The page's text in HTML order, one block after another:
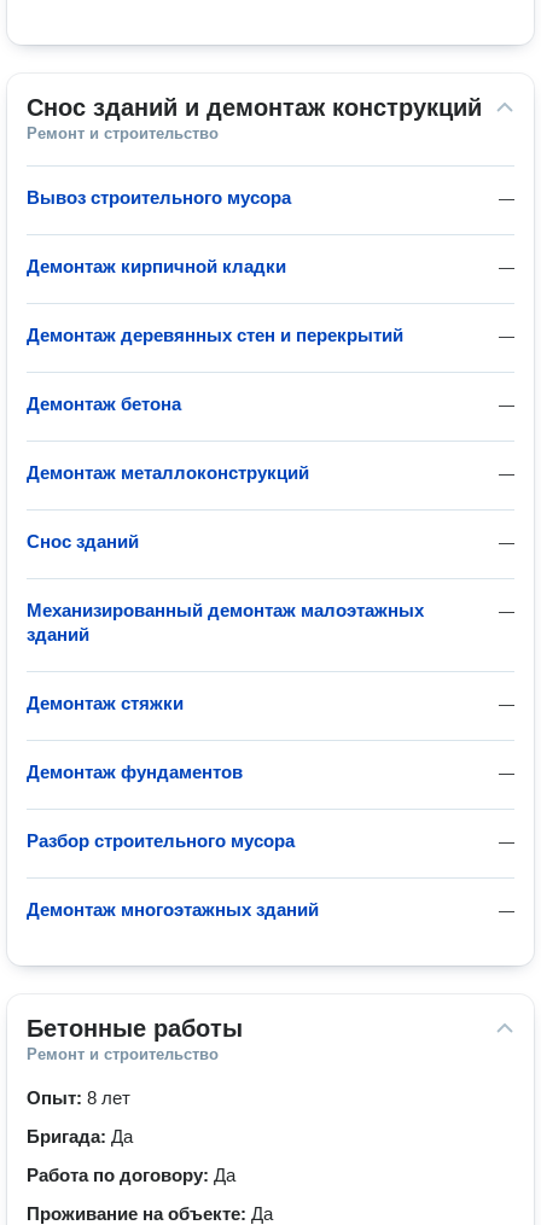
Снос зданий и демонтаж конструкций
Ремонт и строительство
—
Вывоз строительного мусора
—
Демонтаж кирпичной кладки
—
Демонтаж деревянных стен и перекрытий
—
Демонтаж бетона
—
Демонтаж металлоконструкций
—
Снос зданий
—
Механизированный демонтаж малоэтажных
зданий
—
Демонтаж стяжки
—
Демонтаж фундаментов
—
Разбор строительного мусора
—
Демонтаж многоэтажных зданий
Бетонные работы
Ремонт и строительство
Опыт: 8 лет
Бригада: Да
Работа по договору: Да
Проживание на объекте: Да